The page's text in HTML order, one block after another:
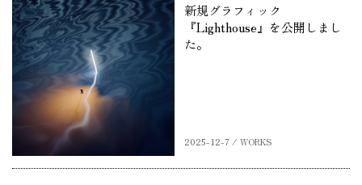
新規グラフィック
『Lighthouse』を公開しまし
た。
2025-12-7 / WORKS